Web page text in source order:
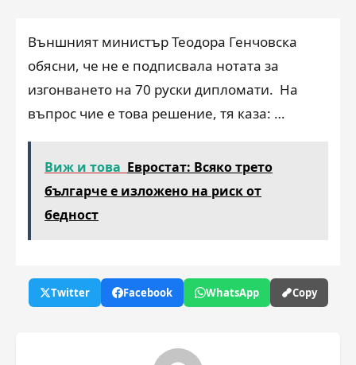
Външният министър Теодора Генчовска
обясни, че не е подписвала нотата за
изгонването на 70 руски дипломати. На
въпрос чие е това решение, тя каза: …
Виж и това Евростат: Всяко трето
българче е изложено на риск от
бедност
Twitter Facebook WhatsApp Copy